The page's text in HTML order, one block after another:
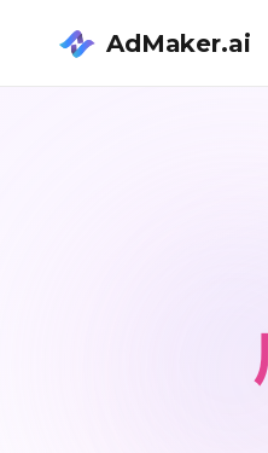
AdMaker.ai